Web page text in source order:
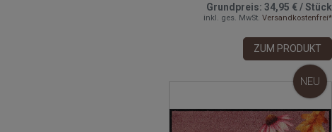
Grundpreis:34,95 €/Stück
inkl. ges. MwSt. Versandkostenfrei*
ZUM PRODUKT
NEU